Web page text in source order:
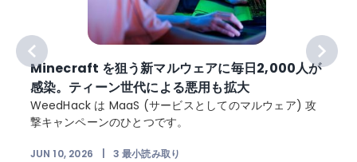
Minecraft を狙う新マルウェアに毎日2,000人が
感染。ティーン世代による悪用も拡大
WeedHack は MaaS (サービスとしてのマルウェア) 攻
撃キャンペーンのひとつです。
JUN 10, 2026 3 最小読み取り